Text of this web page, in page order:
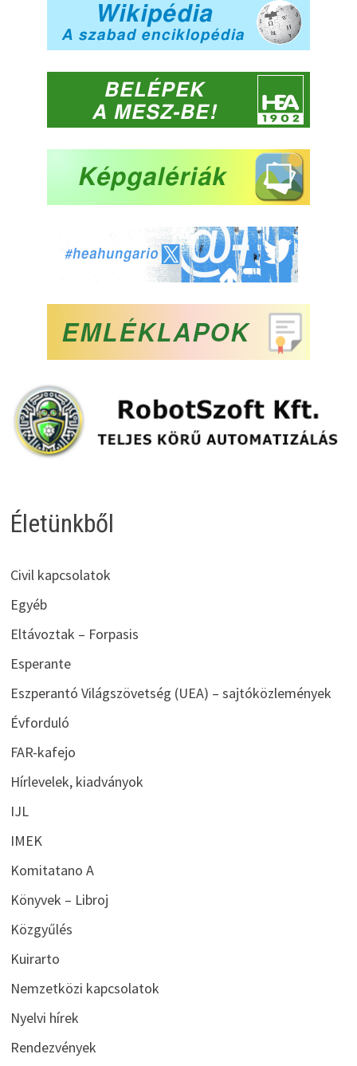
Életünkből
Civil kapcsolatok
Egyéb
Eltávoztak – Forpasis
Esperante
Eszperantó Világszövetség (UEA) – sajtóközlemények
Évforduló
FAR-kafejo
Hírlevelek, kiadványok
IJL
IMEK
Komitatano A
Könyvek – Libroj
Közgyűlés
Kuirarto
Nemzetközi kapcsolatok
Nyelvi hírek
Rendezvények